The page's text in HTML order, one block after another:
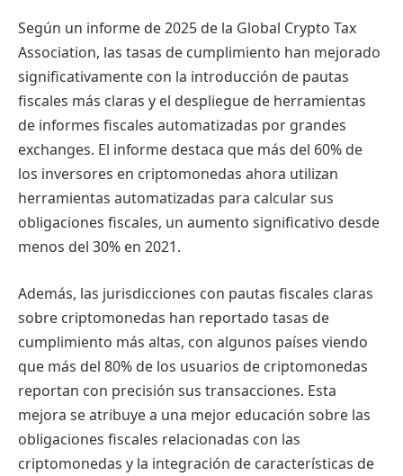
Según un informe de 2025 de la Global Crypto Tax
Association, las tasas de cumplimiento han mejorado
significativamente con la introducción de pautas
fiscales más claras y el despliegue de herramientas
de informes fiscales automatizadas por grandes
exchanges. El informe destaca que más del 60% de
los inversores en criptomonedas ahora utilizan
herramientas automatizadas para calcular sus
obligaciones fiscales, un aumento significativo desde
menos del 30% en 2021.
Además, las jurisdicciones con pautas fiscales claras
sobre criptomonedas han reportado tasas de
cumplimiento más altas, con algunos países viendo
que más del 80% de los usuarios de criptomonedas
reportan con precisión sus transacciones. Esta
mejora se atribuye a una mejor educación sobre las
obligaciones fiscales relacionadas con las
criptomonedas y la integración de características de